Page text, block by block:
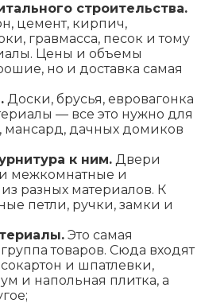
строительства.
цемент, кирпич,
гравмасса, песок и тому
Цены и объемы
но и доставка самая
Доски, брусья, евровагонка
— все это нужно для
мансард, дачных домиков
к ним. Двери
межкомнатные и
разных материалов. К
петли, ручки, замки и
Это самая
товаров. Сюда входят
и шпатлевки,
и напольная плитка, а